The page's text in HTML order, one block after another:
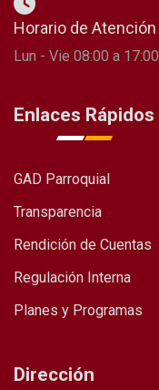
Horario de Atención
Lun - Vie 08:00 a 17:00
Enlaces Rápidos
GAD Parroquial
Transparencia
Rendición de Cuentas
Regulación Interna
Planes y Programas
Dirección